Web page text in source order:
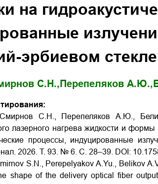
на
эрбиевом стекле
С.Н., Перепеляков А.Ю.,
С.Н., Перепеляков А.Ю.,
лазерного нагрева жидкости и
процессы, индуцированные
2026. Т. 93. № 6. С. 28–39. DOI:
S.N., Perepelyakov A.Yu., Belikov
shape of the delivery optical fiber